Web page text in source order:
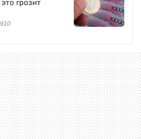
грозит